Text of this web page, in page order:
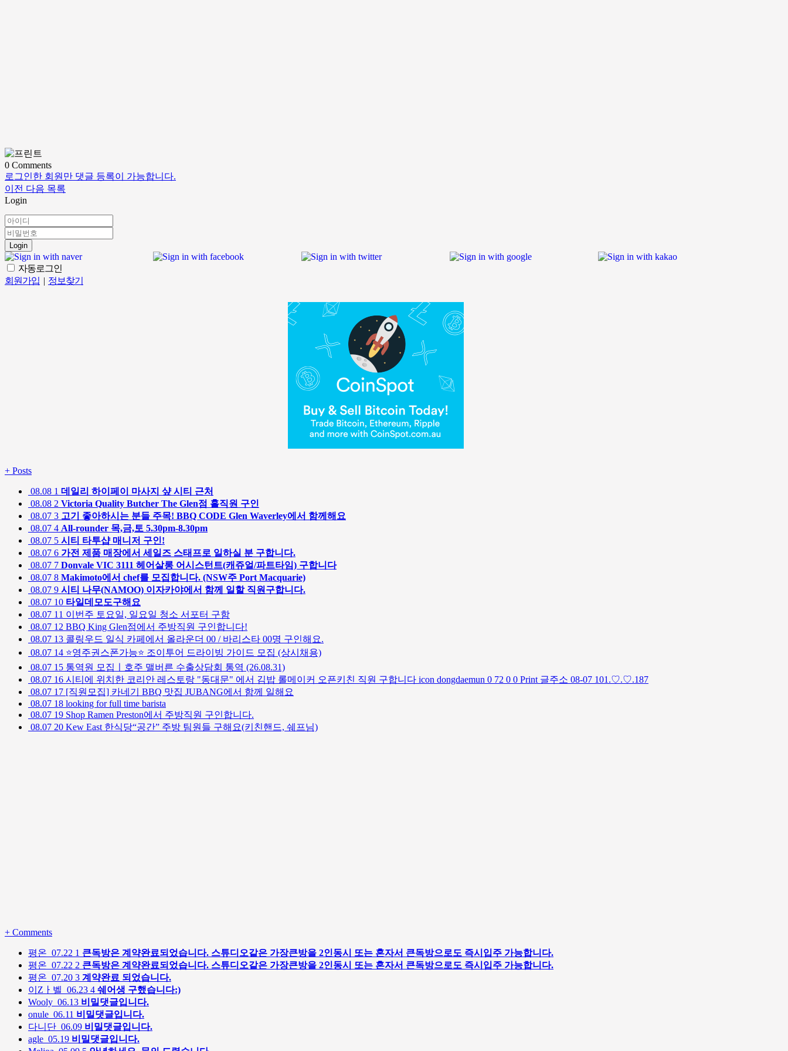
0 Comments
로그인한 회원만 댓글 등록이 가능합니다.
이전 다음 목록
Login
Login
자동로그인
회원가입 | 정보찾기
+ Posts
08.08 1 데일리 하이페이 마사지 샾 시티 근처
08.08 2 Victoria Quality Butcher The Glen점 홀직원 구인
08.07 3 고기 좋아하시는 분들 주목! BBQ CODE Glen Waverley에서 함께해요
08.07 4 All-rounder 목,금,토 5.30pm-8.30pm
08.07 5 시티 타투샵 매니저 구인!
08.07 6 가전 제품 매장에서 세일즈 스태프로 일하실 분 구합니다.
08.07 7 Donvale VIC 3111 헤어살롱 어시스턴트(캐쥬얼/파트타임) 구합니다
08.07 8 Makimoto에서 chef를 모집합니다. (NSW주 Port Macquarie)
08.07 9 시티 나무(NAMOO) 이자카야에서 함께 일할 직원구합니다.
08.07 10 타일데모도구해요
08.07 11 이번주 토요일, 일요일 청소 서포터 구함
08.07 12 BBQ King Glen점에서 주방직원 구인합니다!
08.07 13 콜링우드 일식 카페에서 올라운더 00 / 바리스타 00명 구인해요.
08.07 14 ⭐영주권스폰가능⭐ 조이투어 드라이빙 가이드 모집 (상시채용)
08.07 15 통역원 모집ㅣ호주 맬버른 수출상담회 통역 (26.08.31)
08.07 16 시티에 위치한 코리안 레스토랑 "동대문" 에서 김밥 롤메이커 오픈키친 직원 구합니다 icon dongdaemun 0 72 0 0 Print 글주소 08-07 101.♡.♡.187
08.07 17 [직원모집] 카네기 BBQ 맛집 JUBANG에서 함께 일해요
08.07 18 looking for full time barista
08.07 19 Shop Ramen Preston에서 주방직원 구인합니다.
08.07 20 Kew East 한식당“공간” 주방 팀원들 구해요(키친핸드, 쉐프님)
+ Comments
평온 07.22 1 큰독방은 계약완료되었습니다. 스튜디오같은 가장큰방을 2인동시 또는 혼자서 큰독방으로도 즉시입주 가능합니다.
평온 07.22 2 큰독방은 계약완료되었습니다. 스튜디오같은 가장큰방을 2인동시 또는 혼자서 큰독방으로도 즉시입주 가능합니다.
평온 07.20 3 계약완료 되었습니다.
이Zㅏ벨 06.23 4 쉐어생 구했습니다:)
Wooly 06.13 비밀댓글입니다.
onule 06.11 비밀댓글입니다.
다니단 06.09 비밀댓글입니다.
agle 05.19 비밀댓글입니다.